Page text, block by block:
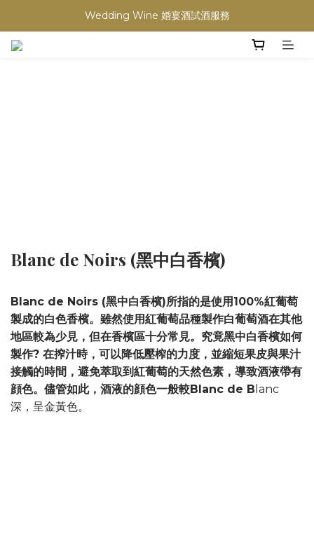
買滿任何酒類 六支 或買滿 $1200 (不限支數) 皆可享免費送貨
Wedding Wine 婚宴酒試酒服務
買滿任何酒類 六支 或買滿 $1200 (不限支數) 皆可享免費送貨
Blanc de Noirs (黑中白香檳)
Blanc de Noirs (黑中白香檳)所指的是使用100%紅葡萄
製成的白色香檳。雖然使用紅葡萄品種製作白葡萄酒在其他
地區較為少見，但在香檳區十分常見。究竟黑中白香檳如何
製作? 在搾汁時，可以降低壓榨的力度，並縮短果皮與果汁
接觸的時間，避免萃取到紅葡萄的天然色素，導致酒液帶有
顔色。儘管如此，酒液的顔色一般較Blanc de B lanc
深，呈金黃色。